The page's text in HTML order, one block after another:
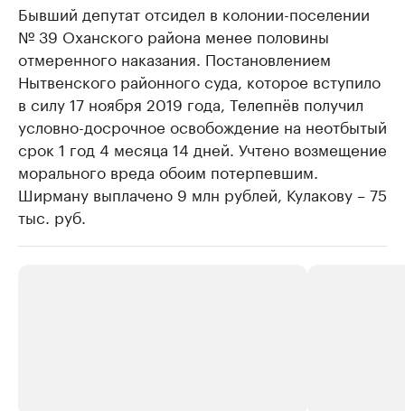
Бывший депутат отсидел в колонии-поселении
№ 39 Оханского района менее половины
отмеренного наказания. Постановлением
Нытвенского районного суда, которое вступило
в силу 17 ноября 2019 года, Телепнёв получил
условно-досрочное освобождение на неотбытый
срок 1 год 4 месяца 14 дней. Учтено возмещение
морального вреда обоим потерпевшим.
Ширману выплачено 9 млн рублей, Кулакову – 75
тыс. руб.